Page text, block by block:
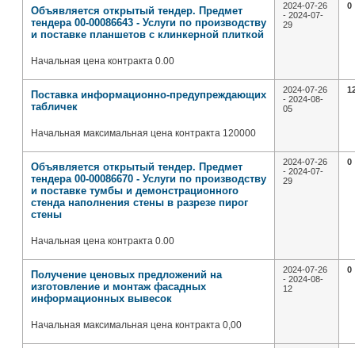
Объявляется открытый тендер. Предмет
тендера 00-00086643 - Услуги по производству
и поставке планшетов с клинкерной плиткой
Начальная цена контракта 0.00
2024-07-26
- 2024-07-
29
0
Поставка информационно-предупреждающих
табличек
Начальная максимальная цена контракта 120000
2024-07-26
- 2024-08-
05
Объявляется открытый тендер. Предмет
тендера 00-00086670 - Услуги по производству
и поставке тумбы и демонстрационного
стенда наполнения стены в разрезе пирог
стены
Начальная цена контракта 0.00
2024-07-26
- 2024-07-
29
0
Получение ценовых предложений на
изготовление и монтаж фасадных
информационных вывесок
Начальная максимальная цена контракта 0,00
2024-07-26
- 2024-08-
12
0